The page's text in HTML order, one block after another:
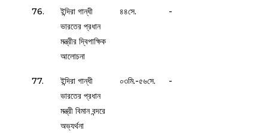
76.
ইন্দিরা গান্ধী
ভারতের প্রধান
মন্ত্রীর দ্বিপাক্ষিক
আলোচনা
৪৪সে. -
77.
ইন্দিরা গান্ধী
ভারতের প্রধান
মন্ত্রী বিমান বন্দরে
অভ্যর্থনা
০৩মি.-৫৬সে. -